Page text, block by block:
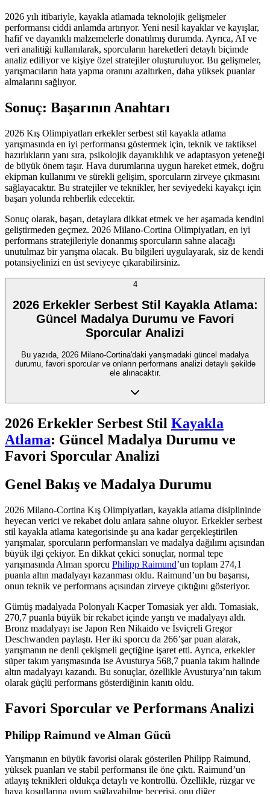
2026 yılı itibariyle, kayakla atlamada teknolojik gelişmeler
performansı ciddi anlamda artırıyor. Yeni nesil kayaklar ve kayışlar,
hafif ve dayanıklı malzemelerle donatılmış durumda. Ayrıca, AI ve
veri analitiği kullanılarak, sporcuların hareketleri detaylı biçimde
analiz ediliyor ve kişiye özel stratejiler oluşturuluyor. Bu gelişmeler,
yarışmacıların hata yapma oranını azaltırken, daha yüksek puanlar
almalarını sağlıyor.
Sonuç: Başarının Anahtarı
2026 Kış Olimpiyatları erkekler serbest stil kayakla atlama
yarışmasında en iyi performansı göstermek için, teknik ve taktiksel
hazırlıkların yanı sıra, psikolojik dayanıklılık ve adaptasyon yeteneği
de büyük önem taşır. Hava durumlarına uygun hareket etmek, doğru
ekipman kullanımı ve sürekli gelişim, sporcuların zirveye çıkmasını
sağlayacaktır. Bu stratejiler ve teknikler, her seviyedeki kayakçı için
başarı yolunda rehberlik edecektir.
Sonuç olarak, başarı, detaylara dikkat etmek ve her aşamada kendini
geliştirmeden geçmez. 2026 Milano-Cortina Olimpiyatları, en iyi
performans stratejileriyle donanmış sporcuların sahne alacağı
unutulmaz bir yarışma olacak. Bu bilgileri uygulayarak, siz de kendi
potansiyelinizi en üst seviyeye çıkarabilirsiniz.
4
2026 Erkekler Serbest Stil Kayakla Atlama:
Güncel Madalya Durumu ve Favori
Sporcular Analizi
Bu yazıda, 2026 Milano-Cortina'daki yarışmadaki güncel madalya
durumu, favori sporcular ve onların performans analizi detaylı şekilde
ele alınacaktır.
2026 Erkekler Serbest Stil Kayakla
Atlama: Güncel Madalya Durumu ve
Favori Sporcular Analizi
Genel Bakış ve Madalya Durumu
2026 Milano-Cortina Kış Olimpiyatları, kayakla atlama disiplininde
heyecan verici ve rekabet dolu anlara sahne oluyor. Erkekler serbest
stil kayakla atlama kategorisinde şu ana kadar gerçekleştirilen
yarışmalar, sporcuların performansları ve madalya dağılımı açısından
büyük ilgi çekiyor. En dikkat çekici sonuçlar, normal tepe
yarışmasında Alman sporcu Philipp Raimund’un toplam 274,1
puanla altın madalyayı kazanması oldu. Raimund’un bu başarısı,
onun teknik ve performans açısından zirveye çıktığını gösteriyor.
Gümüş madalyada Polonyalı Kacper Tomasiak yer aldı. Tomasiak,
270,7 puanla büyük bir rekabet içinde yarıştı ve madalyayı aldı.
Bronz madalyayı ise Japon Ren Nikaido ve İsviçreli Gregor
Deschwanden paylaştı. Her iki sporcu da 266’şar puan alarak,
yarışmanın ne denli çekişmeli geçtiğine işaret etti. Ayrıca, erkekler
süper takım yarışmasında ise Avusturya 568,7 puanla takım halinde
altın madalyayı kazandı. Bu sonuçlar, özellikle Avusturya’nın takım
olarak güçlü performans gösterdiğinin kanıtı oldu.
Favori Sporcular ve Performans Analizi
Philipp Raimund ve Alman Gücü
Yarışmanın en büyük favorisi olarak gösterilen Philipp Raimund,
yüksek puanları ve stabil performansı ile öne çıktı. Raimund’un
atlayış teknikleri oldukça detaylı ve kontrollü. Özellikle, rüzgar ve
hava koşullarına uyum sağlayabilme becerisi, onu diğer